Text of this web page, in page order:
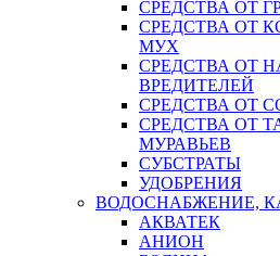
СРЕДСТВА ОТ
СРЕДСТВА ОТ
МУХ
СРЕДСТВА ОТ
ВРЕДИТЕЛЕЙ
СРЕДСТВА ОТ
СРЕДСТВА ОТ
МУРАВЬЕВ
СУБСТРАТЫ
УДОБРЕНИЯ
ВОДОСНАБЖЕНИЕ,
АКВАТЕК
АНИОН